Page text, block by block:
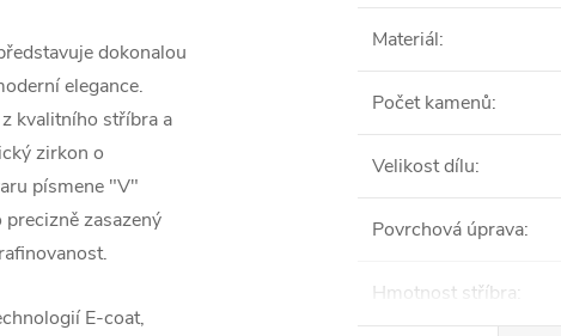
dokonalou
elegance.
kvalitního stříbra a
zirkon o
písmene "V"
zasazený
E-coat,
Materiál:
Počet kamenů:
Velikost dílu:
Povrchová úprava:
Hmotnost stříbra: